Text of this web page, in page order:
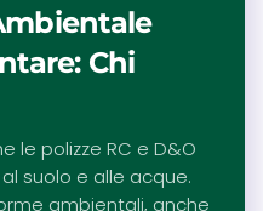
Chi
le polizze RC e D&O
suolo e alle acque.
ambientali, anche